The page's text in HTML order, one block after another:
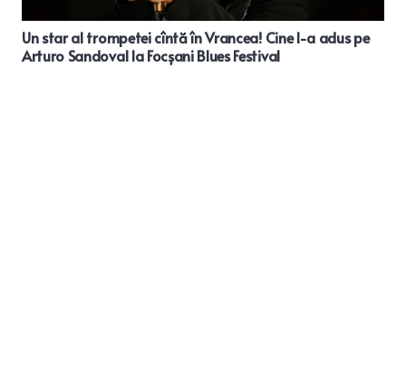
Un star al trompetei cîntă în Vrancea! Cine l-a adus pe
Arturo Sandoval la Focșani Blues Festival